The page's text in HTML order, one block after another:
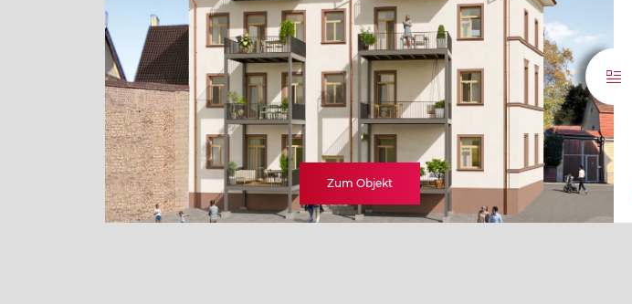
Nordrhein-Westfalen
Rheinland-Pfalz
Saarland
Sachsen Zum Objekt